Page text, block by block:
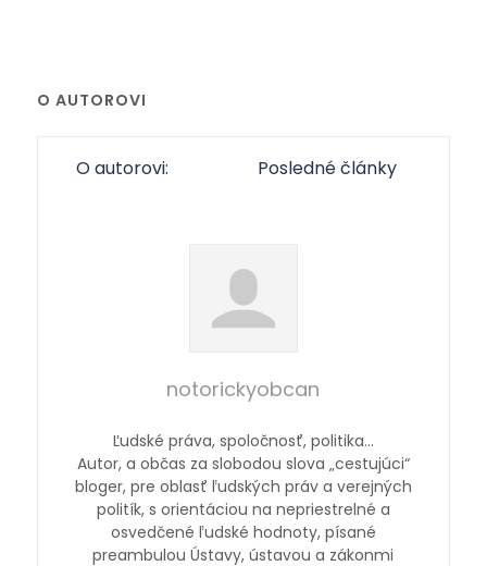
O AUTOROVI
O autorovi: Posledné články
notorickyobcan
Ľudské práva, spoločnosť, politika…
Autor, a občas za slobodou slova „cestujúci“
bloger, pre oblasť ľudských práv a verejných
politík, s orientáciou na nepriestrelné a
osvedčené ľudské hodnoty, písané
preambulou Ústavy, ústavou a zákonmi